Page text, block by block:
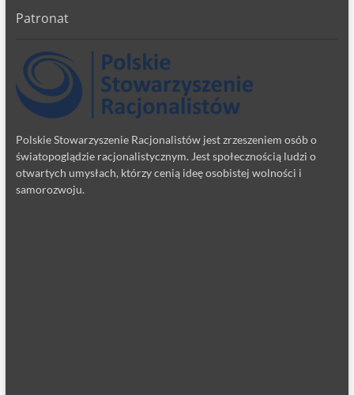
Patronat
Polskie Stowarzyszenie Racjonalistów jest zrzeszeniem osób o
światopoglądzie racjonalistycznym. Jest społecznością ludzi o
otwartych umysłach, którzy cenią ideę osobistej wolności i
samorozwoju.